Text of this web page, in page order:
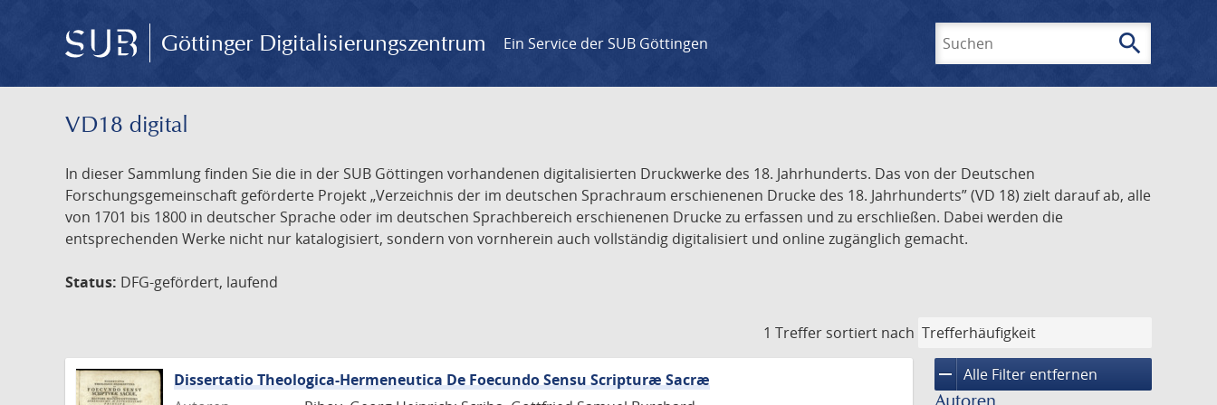
Göttinger Digitalisierungszentrum Ein Service der SUB Göttingen search
VD18 digital
In dieser Sammlung finden Sie die in der SUB Göttingen vorhandenen digitalisierten Druckwerke des 18. Jahrhunderts. Das von der Deutschen
Forschungsgemeinschaft geförderte Projekt „Verzeichnis der im deutschen Sprachraum erschienenen Drucke des 18. Jahrhunderts” (VD 18) zielt darauf ab, alle
von 1701 bis 1800 in deutscher Sprache oder im deutschen Sprachbereich erschienenen Drucke zu erfassen und zu erschließen. Dabei werden die
entsprechenden Werke nicht nur katalogisiert, sondern von vornherein auch vollständig digitalisiert und online zugänglich gemacht.
Status: DFG-gefördert, laufend
1 Treffer sortiert nach
remove Alle Filter entfernen
Dissertatio Theologica-Hermeneutica De Foecundo Sensu Scripturæ Sacræ